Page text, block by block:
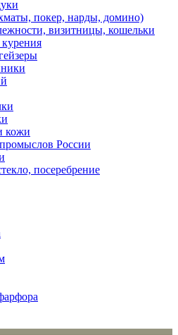
покер, нарды, домино)
визитницы, кошельки
кожи
России
посеребрение